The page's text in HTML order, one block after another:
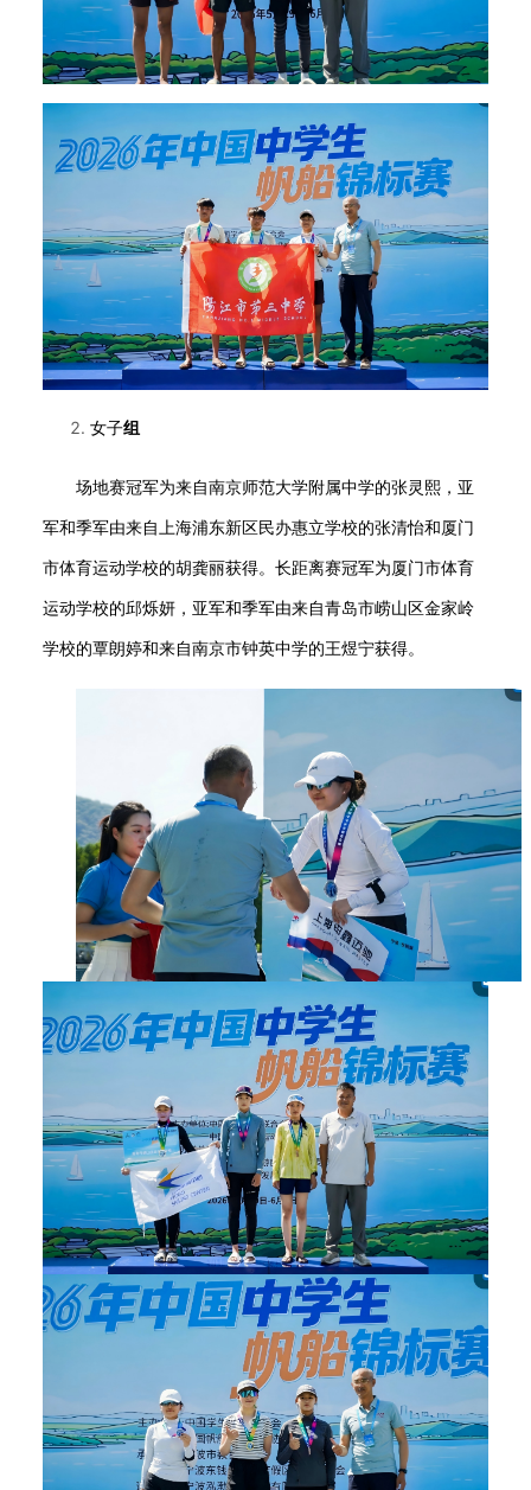
女子组
场地赛冠军为来自南京师范大学附属中学的张灵熙，亚
军和季军由来自上海浦东新区民办惠立学校的张清怡和厦门
市体育运动学校的胡龚丽获得。长距离赛冠军为厦门市体育
运动学校的邱烁妍，亚军和季军由来自青岛市崂山区金家岭
学校的覃朗婷和来自南京市钟英中学的王煜宁获得。